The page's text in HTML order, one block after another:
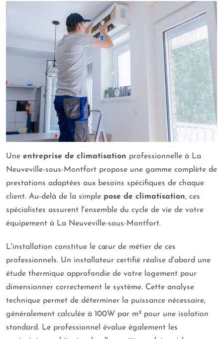
Une entreprise de climatisation professionnelle à La
Neuveville-sous-Montfort propose une gamme complète de
prestations adaptées aux besoins spécifiques de chaque
client. Au-delà de la simple pose de climatisation, ces
spécialistes assurent l'ensemble du cycle de vie de votre
équipement à La Neuveville-sous-Montfort.
L'installation constitue le cœur de métier de ces
professionnels. Un installateur certifié réalise d'abord une
étude thermique approfondie de votre logement pour
dimensionner correctement le système. Cette analyse
technique permet de déterminer la puissance nécessaire,
généralement calculée à 100W par m² pour une isolation
standard. Le professionnel évalue également les